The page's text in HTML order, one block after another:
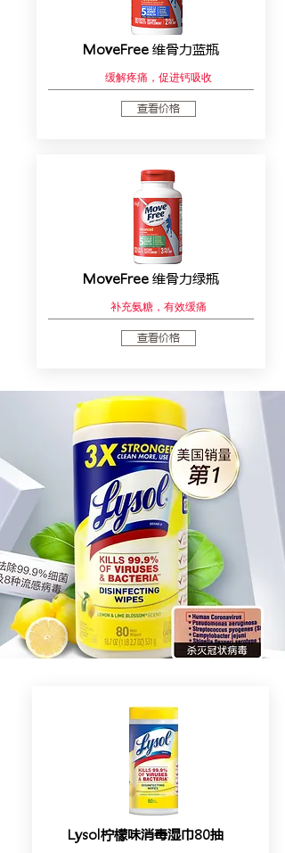
MoveFree 维骨力蓝瓶
缓解疼痛，促进钙吸收
查看价格
MoveFree 维骨力绿瓶
补充氨糖​，有效缓痛
查看价格
Lysol柠檬味消毒湿巾80抽